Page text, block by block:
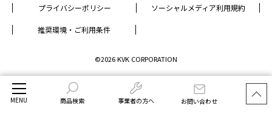
MENU 商品検索 事業者の方へ お問い合わせ
プライバシーポリシー ソーシャルメディア利用規約
推奨環境・ご利用条件
©2026 KVK CORPORATION